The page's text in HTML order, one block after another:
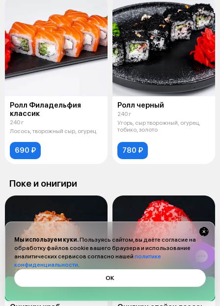
Ролл Филадельфия
классик
240 г
Лосось, творожный сыр, огурец
690 ₽
Ролл черный
240 г
Угорь, сыр творожный, огурец,
тобико, золото
780 ₽
Поке и онигири
Мы используем куки.Пользуясь сайтом, вы даёте согласие на
обработку файлов cookie вашего браузера и использование
аналитических сервисов согласно нашей политике
конфиденциальности.
ОК